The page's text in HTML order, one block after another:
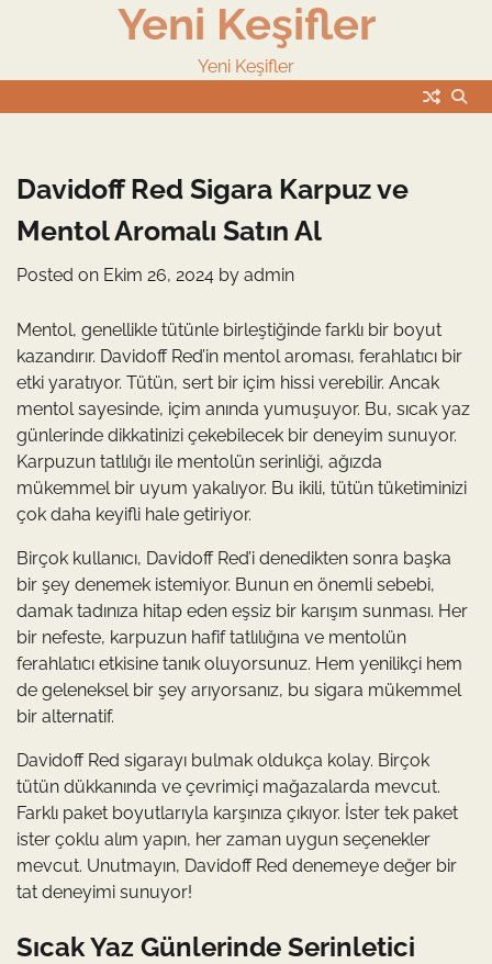
Yeni Keşifler
Yeni Keşifler
Davidoff Red Sigara Karpuz ve
Mentol Aromalı Satın Al
Posted on Ekim 26, 2024 by admin
Mentol, genellikle tütünle birleştiğinde farklı bir boyut
kazandırır. Davidoff Red’in mentol aroması, ferahlatıcı bir
etki yaratıyor. Tütün, sert bir içim hissi verebilir. Ancak
mentol sayesinde, içim anında yumuşuyor. Bu, sıcak yaz
günlerinde dikkatinizi çekebilecek bir deneyim sunuyor.
Karpuzun tatlılığı ile mentolün serinliği, ağızda
mükemmel bir uyum yakalıyor. Bu ikili, tütün tüketiminizi
çok daha keyifli hale getiriyor.
Birçok kullanıcı, Davidoff Red’i denedikten sonra başka
bir şey denemek istemiyor. Bunun en önemli sebebi,
damak tadınıza hitap eden eşsiz bir karışım sunması. Her
bir nefeste, karpuzun hafif tatlılığına ve mentolün
ferahlatıcı etkisine tanık oluyorsunuz. Hem yenilikçi hem
de geleneksel bir şey arıyorsanız, bu sigara mükemmel
bir alternatif.
Davidoff Red sigarayı bulmak oldukça kolay. Birçok
tütün dükkanında ve çevrimiçi mağazalarda mevcut.
Farklı paket boyutlarıyla karşınıza çıkıyor. İster tek paket
ister çoklu alım yapın, her zaman uygun seçenekler
mevcut. Unutmayın, Davidoff Red denemeye değer bir
tat deneyimi sunuyor!
Sıcak Yaz Günlerinde Serinletici